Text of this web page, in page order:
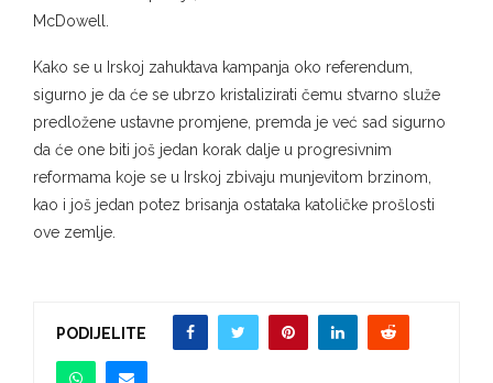
McDowell.
Kako se u Irskoj zahuktava kampanja oko referendum,
sigurno je da će se ubrzo kristalizirati čemu stvarno služe
predložene ustavne promjene, premda je već sad sigurno
da će one biti još jedan korak dalje u progresivnim
reformama koje se u Irskoj zbivaju munjevitom brzinom,
kao i još jedan potez brisanja ostataka katoličke prošlosti
ove zemlje.
PODIJELITE